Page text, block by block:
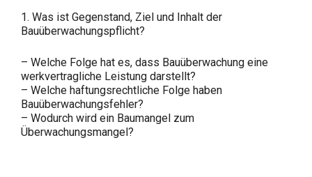
1. Was ist Gegenstand, Ziel und Inhalt der
Bauüberwachungspflicht?
– Welche Folge hat es, dass Bauüberwachung eine
werkvertragliche Leistung darstellt?
– Welche haftungsrechtliche Folge haben
Bauüberwachungsfehler?
– Wodurch wird ein Baumangel zum
Überwachungsmangel?